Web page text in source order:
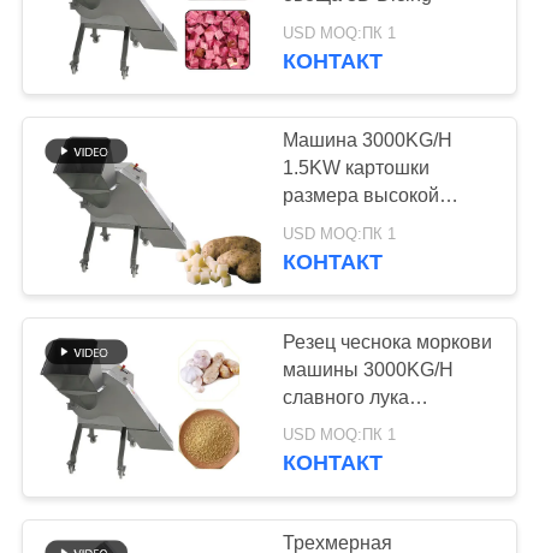
НОВОСТИ
СЛУЧАИ
БЛОГ
ЗАПРОСИТЕ
ЦИТАТУ
КАРТА
САЙТА
ПОЛИТИКА
КОНФИДЕНЦИАЛЬНОСТИ
ленточнопильный
станок мяса
Машина tumbler
вакуума
14
USD MOQ:ПК 1
КОНТАКТ
Машина 3000KG/H
1.5KW картошки
размера высокой
эффективности 3
Dicing
USD MOQ:ПК 1
КОНТАКТ
Резец чеснока моркови
машины 3000KG/H
славного лука
нержавеющей стали
Dicing
USD MOQ:ПК 1
КОНТАКТ
Трехмерная